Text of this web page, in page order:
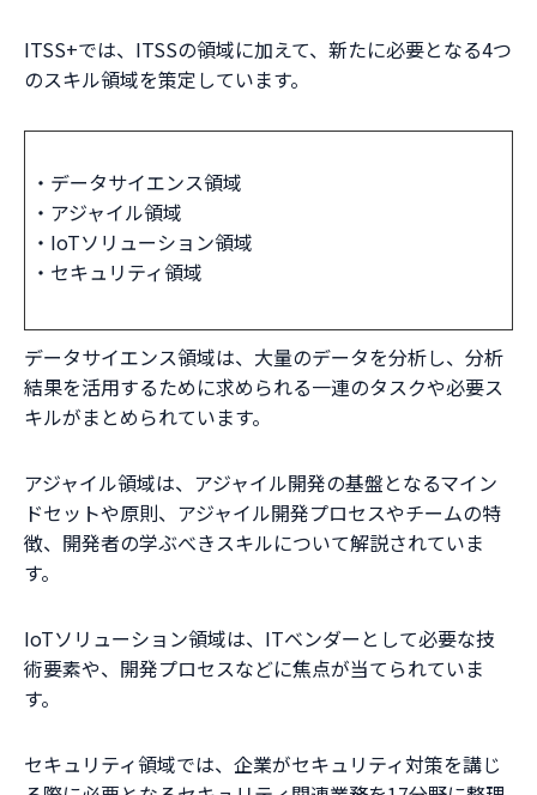
ITSS+では、ITSSの領域に加えて、新たに必要となる4つ
のスキル領域を策定しています。
・データサイエンス領域
・アジャイル領域
・IoTソリューション領域
・セキュリティ領域
データサイエンス領域は、大量のデータを分析し、分析
結果を活用するために求められる一連のタスクや必要ス
キルがまとめられています。
アジャイル領域は、アジャイル開発の基盤となるマイン
ドセットや原則、アジャイル開発プロセスやチームの特
徴、開発者の学ぶべきスキルについて解説されていま
す。
IoTソリューション領域は、ITベンダーとして必要な技
術要素や、開発プロセスなどに焦点が当てられていま
す。
セキュリティ領域では、企業がセキュリティ対策を講じ